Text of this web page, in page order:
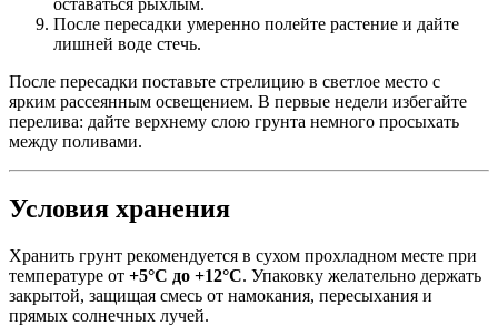
После пересадки умеренно полейте растение и дайте
лишней воде стечь.
После пересадки поставьте стрелицию в светлое место с
ярким рассеянным освещением. В первые недели избегайте
перелива: дайте верхнему слою грунта немного просыхать
между поливами.
Условия хранения
Хранить грунт рекомендуется в сухом прохладном месте при
температуре от +5°C до +12°C. Упаковку желательно держать
закрытой, защищая смесь от намокания, пересыхания и
прямых солнечных лучей.